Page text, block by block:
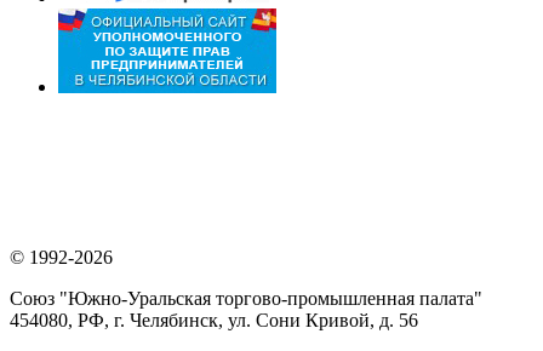
© 1992-2026
Союз "Южно-Уральская торгово-промышленная палата"
454080, РФ, г. Челябинск, ул. Сони Кривой, д. 56